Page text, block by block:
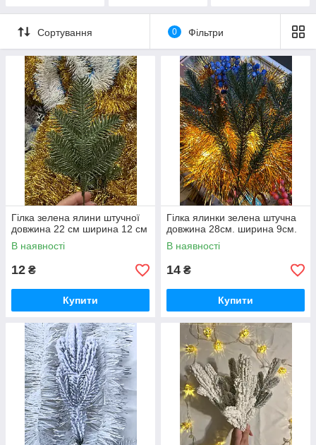
Сортування 0 Фільтри
Гілка зелена ялини штучної
довжина 22 см ширина 12 см
В наявності
12 ₴
Купити
Гілка ялинки зелена штучна
довжина 28см. ширина 9см.
В наявності
14 ₴
Купити